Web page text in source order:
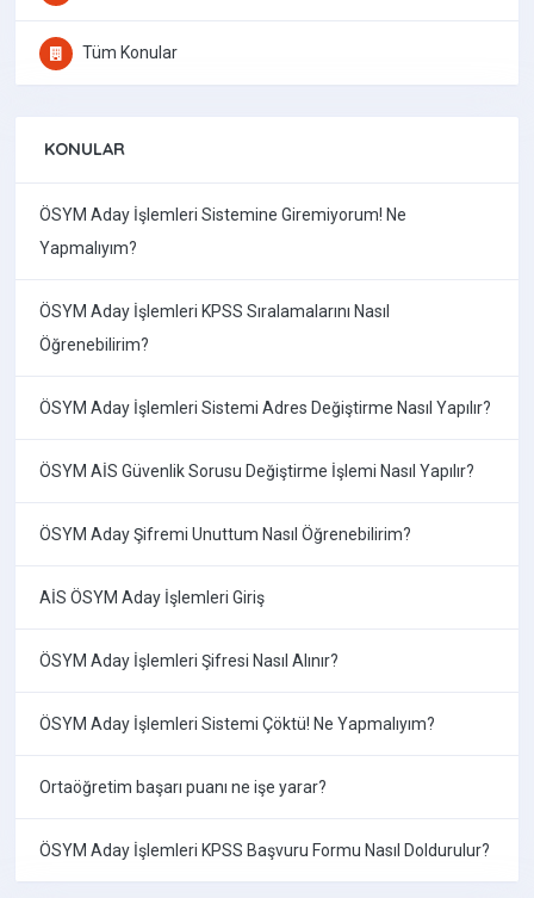
Tüm Konular
KONULAR
ÖSYM Aday İşlemleri Sistemine Giremiyorum! Ne
Yapmalıyım?
ÖSYM Aday İşlemleri KPSS Sıralamalarını Nasıl
Öğrenebilirim?
ÖSYM Aday İşlemleri Sistemi Adres Değiştirme Nasıl Yapılır?
ÖSYM AİS Güvenlik Sorusu Değiştirme İşlemi Nasıl Yapılır?
ÖSYM Aday Şifremi Unuttum Nasıl Öğrenebilirim?
AİS ÖSYM Aday İşlemleri Giriş
ÖSYM Aday İşlemleri Şifresi Nasıl Alınır?
ÖSYM Aday İşlemleri Sistemi Çöktü! Ne Yapmalıyım?
Ortaöğretim başarı puanı ne işe yarar?
ÖSYM Aday İşlemleri KPSS Başvuru Formu Nasıl Doldurulur?